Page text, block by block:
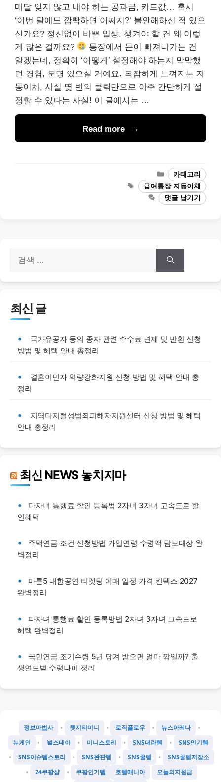
매달 잊지 않고 내야 하는 공과금, 카드값… 혹시
‘이번 달에도 깜빡하면 어쩌지?’ 불안해하신 적 있으
신가요? 정신없이 바쁜 일상, 챙겨야 할 건 왜 이렇
게 많은 걸까요?
통장에서 돈이 빠져나가는 건
알겠는데, 정확히 ‘어떻게’ 설정해야 하는지 막막했
던 경험, 분명 있으실 거예요. 복잡하게 느껴지는 자
동이체, 사실 몇 번의 클릭만으로 아주 간단하게 설
정할 수 있다는 사실! 이 글에서는 …
Read more
카
테
고
리
카테고리
태
그
급여통장 자동이체
댓글 남기기
색:
최신 글
국가유공자 등의 종자 관련 수수료 면제 및 반환 신청
방법 및 혜택 안내 총정리
결혼이민자 역량강화지원 신청 방법 및 혜택 안내 총
정리
지역디지털성범죄피해자지원센터 신청 방법 및 혜택
안내 총정리
최신 NEWS 놓치지마
다자녀 통행료 할인 등록법 2자녀 3자녀 고속도로 할
인혜택
주택연금 조건 신청방법 가입연령 수령액 담보대상 완
벽정리
마룬5 내한공연 티켓팅 예매 일정 가격 킨텍스 2027
완벽정리
다자녀 통행료 할인 등록방법 2자녀 3자녀 고속도로
혜택 완벽정리
국민연금 조기수령 5년 당겨 받으면 얼마 깎일까? 출
생연도별 수령나이 정리
정보마법사 • 챗지티미니 • 로직플로우 • 뉴스아레나 •
뉴게인 • 벌스데이 • 미니스토리 • SNS대란템 • SNS인기템
• SNS이슈템스토리 • SNS완판템 • SNS꿀템 • SNS꿀템저장소
• 24쿠팡샵 • 쿠팡인기템 호텔매니아 오늘의지원금